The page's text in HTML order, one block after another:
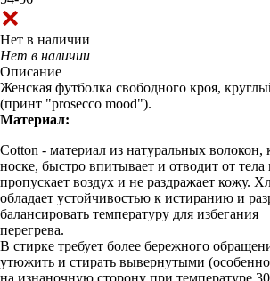
Нет в наличии
Нет в наличии
Описание
Женская футболка свободного кроя,
(принт "prosecco mood").
Материал:
Cotton - материал из натуральных волокон,
носке, быстро впитывает и отводит от тела
пропускает воздух и не раздражает кожу.
обладает устойчивостью к истиранию и
балансировать температуру для избегания
В стирке требует более бережного
утюжить и стирать вывернутыми